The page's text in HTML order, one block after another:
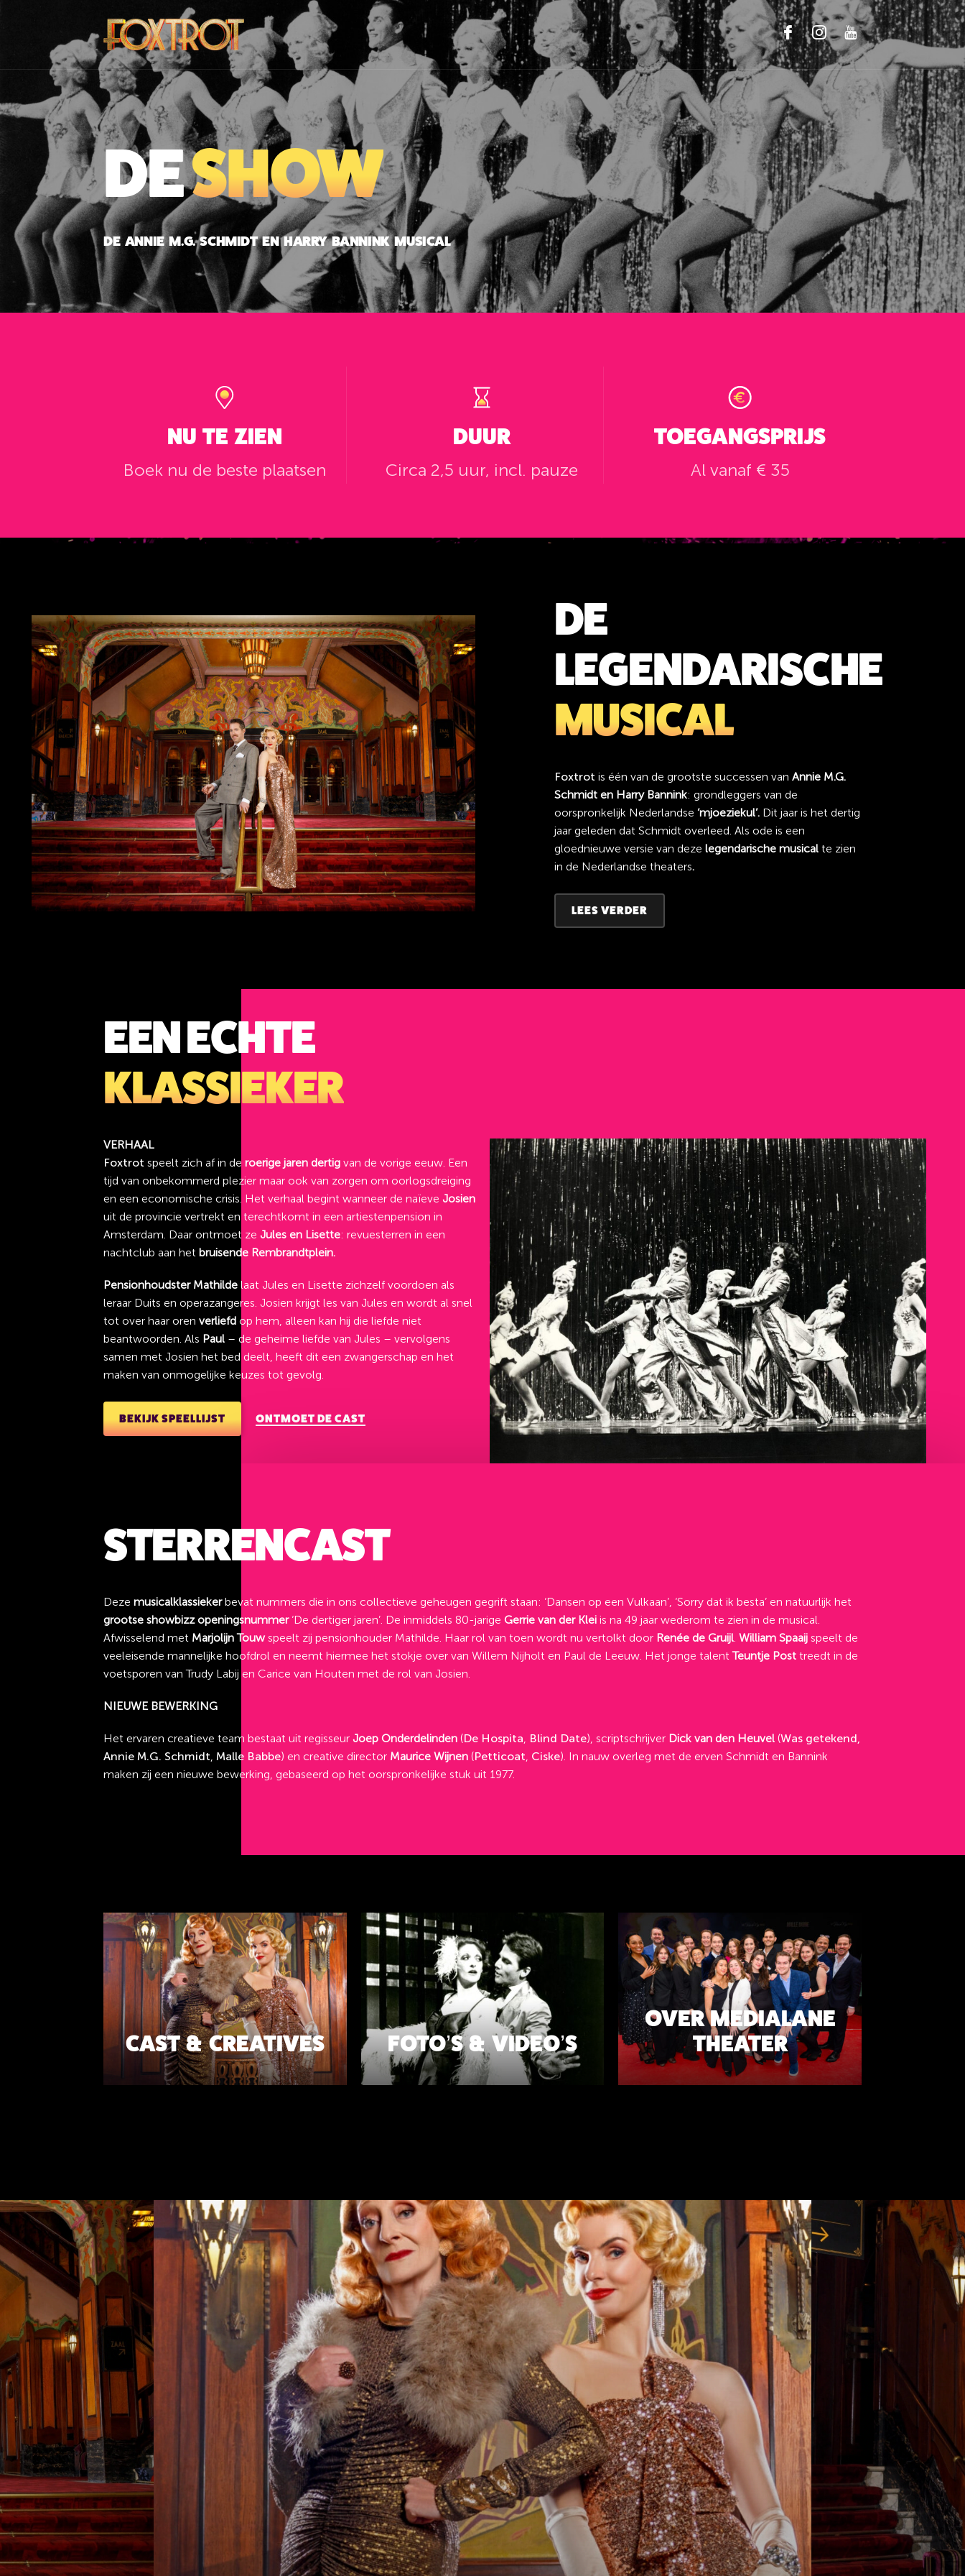
DESHOW
DE ANNIE M.G. SCHMIDT EN HARRY BANNINK MUSICAL
NU TE ZIEN
Boek nu de beste plaatsen
DUUR
Circa 2,5 uur, incl. pauze
TOEGANGSPRIJS
Al vanaf € 35
DE
LEGENDARISCHE
MUSICAL
Foxtrot is één van de grootste successen van Annie M.G.
Schmidt en Harry Bannink: grondleggers van de
oorspronkelijk Nederlandse ‘mjoeziekul’.Dit jaar is het dertig
jaar geleden dat Schmidt overleed. Als ode is een
gloednieuwe versie van deze legendarische musicalte zien
in de Nederlandse theaters.
LEES VERDER
EEN ECHTE
KLASSIEKER
VERHAAL
Foxtrot speelt zich af in de roerige jaren dertig van de vorige eeuw. Een
tijd van onbekommerd plezier maar ook van zorgen om oorlogsdreiging
en een economische crisis. Het verhaal begint wanneer de naïeve Josien
uit de provincie vertrekt en terechtkomt in een artiestenpension in
Amsterdam. Daar ontmoet ze Jules en Lisette: revuesterren in een
nachtclub aan het bruisende Rembrandtplein.
Pensionhoudster Mathilde laat Jules en Lisette zichzelf voordoen als
leraar Duits en operazangeres. Josien krijgt les van Jules en wordt al snel
tot over haar oren verliefd op hem, alleen kan hij die liefde niet
beantwoorden. Als Paul – de geheime liefde van Jules – vervolgens
samen met Josien het bed deelt, heeft dit een zwangerschap en het
maken van onmogelijke keuzes tot gevolg.
BEKIJK SPEELLIJST ONTMOET DE CAST
STERRENCAST
Deze musicalklassiekerbevat nummers die in ons collectieve geheugen gegrift staan: ‘Dansen op een Vulkaan’, ‘Sorry dat ik besta’ en natuurlijk het
grootse showbizz openingsnummer‘De dertiger jaren’. De inmiddels 80-jarige Gerrie van der Klei is na 49 jaar wederom te zien in de musical.
Afwisselend met Marjolijn Touwspeelt zij pensionhouder Mathilde. Haar rol van toen wordt nu vertolkt door Renée de Gruijl. William Spaaij speelt de
veeleisende mannelijke hoofdrol en neemt hiermee het stokje over van Willem Nijholt en Paul de Leeuw. Het jonge talentTeuntje Post treedt in de
voetsporen van Trudy Labij en Carice van Houten met de rol van Josien.
NIEUWE BEWERKING
Het ervaren creatieve team bestaat uit regisseur Joep Onderdelinden (De Hospita, Blind Date), scriptschrijver Dick van den Heuvel (Was getekend,
Annie M.G. Schmidt, Malle Babbe) en creative director Maurice Wijnen (Petticoat, Ciske). In nauw overleg met de erven Schmidt en Bannink
maken zij een nieuwe bewerking, gebaseerd op het oorspronkelijke stuk uit 1977.
CAST & CREATIVES FOTO’S & VIDEO’S
OVER MEDIALANE
THEATER